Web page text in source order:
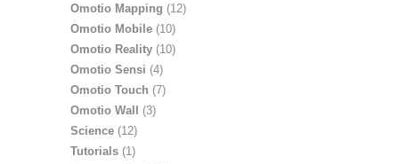
Omotio Mapping (12)
Omotio Mobile (10)
Omotio Reality (10)
Omotio Sensi (4)
Omotio Touch (7)
Omotio Wall
(3)
Science (12)
Tutorials (1)